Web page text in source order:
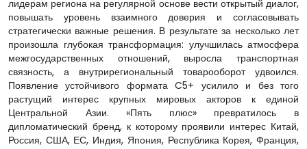
лидерам региона на регулярной основе вести открытый диалог,
повышать уровень взаимного доверия и согласовывать
стратегически важные решения. В результате за несколько лет
произошла глубокая трансформация: улучшилась атмосфера
межгосударственных отношений, выросла транспортная
связность, а внутрирегиональный товарооборот удвоился.
Появление устойчивого формата C5+ усилило и без того
растущий интерес крупных мировых акторов к единой
Центральной Азии. «Пять плюс» превратилось в
дипломатический бренд, к которому проявили интерес Китай,
Россия, США, ЕС, Индия, Япония, Республика Корея, Франция,